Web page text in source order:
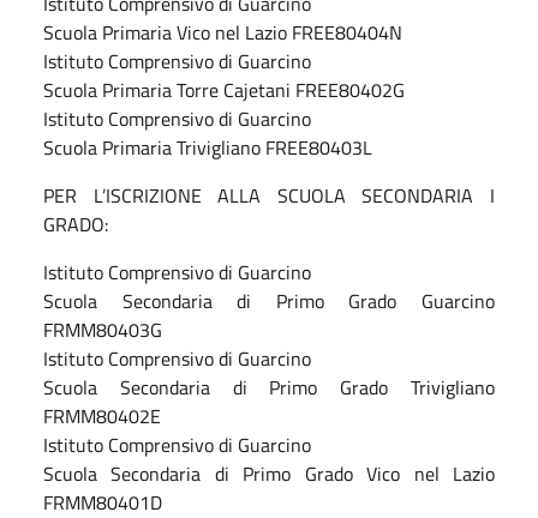
Scuola Primaria Vico nel Lazio FREE80404N
Istituto Comprensivo di Guarcino
Scuola Primaria Torre Cajetani FREE80402G
Istituto Comprensivo di Guarcino
Scuola Primaria Trivigliano FREE80403L
PER L’ISCRIZIONE ALLA SCUOLA SECONDARIA I
GRADO:
Istituto Comprensivo di Guarcino
Scuola Secondaria di Primo Grado Guarcino
FRMM80403G
Istituto Comprensivo di Guarcino
Scuola Secondaria di Primo Grado Trivigliano
FRMM80402E
Istituto Comprensivo di Guarcino
Scuola Secondaria di Primo Grado Vico nel Lazio
FRMM80401D